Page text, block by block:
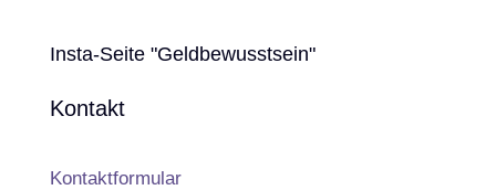
Insta-Seite "Geldbewusstsein"
Kontakt
Kontaktformular